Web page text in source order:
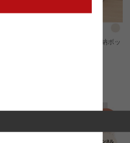
【単品:幅60cm】BENRY 多目的収納ボッ